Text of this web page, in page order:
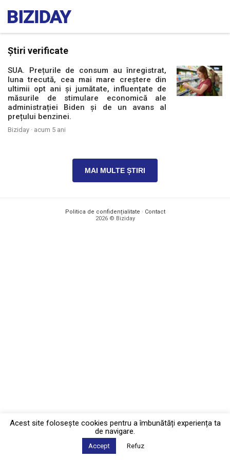
Știri verificate
SUA. Prețurile de consum au înregistrat,
luna trecută, cea mai mare creștere din
ultimii opt ani și jumătate, influențate de
măsurile de stimulare economică ale
administrației Biden și de un avans al
prețului benzinei.
Biziday · acum 5 ani
MAI MULTE ȘTIRI
Politica de confidențialitate · Contact
2026 © Biziday
Acest site foloseşte cookies pentru a îmbunătăți experiența ta
de navigare.
Accept Refuz